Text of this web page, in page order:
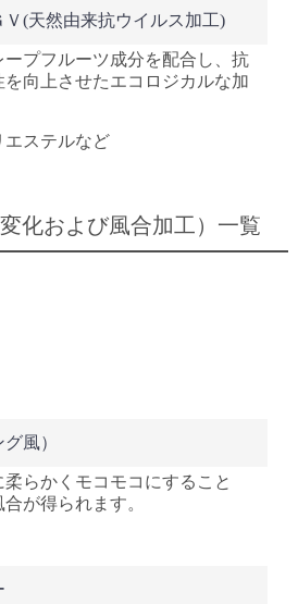
Ｖ(天然由来抗ウイルス加工)
プフルーツ成分を配合し、抗
向上させたエコロジカルな加
エステルなど
化および風合加工）一覧
風）
らかくモコモコにすること
が得られます。